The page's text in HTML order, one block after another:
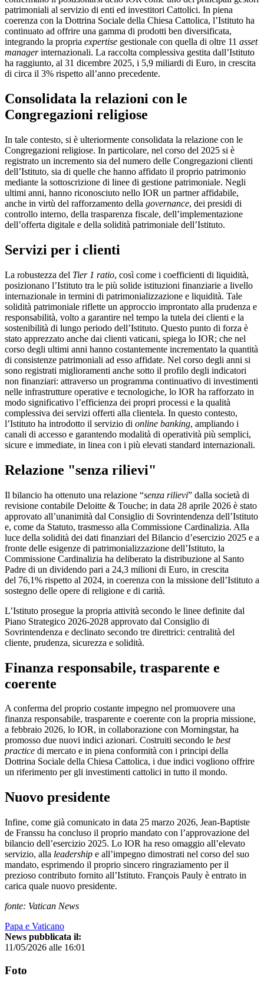
patrimoniali al servizio di enti ed investitori Cattolici. In piena
coerenza con la Dottrina Sociale della Chiesa Cattolica, l’Istituto ha
continuato ad offrire una gamma di prodotti ben diversificata,
integrando la propria expertise gestionale con quella di oltre 11 asset
managerinternazionali. La raccolta complessiva gestita dall’Istituto
ha raggiunto, al 31 dicembre 2025, i 5,9 miliardi di Euro, in crescita
di circa il 3% rispetto all’anno precedente.
Consolidata la relazioni con le
Congregazioni religiose
In tale contesto, si è ulteriormente consolidata la relazione con le
Congregazioni religiose. In particolare, nel corso del 2025 si è
registrato un incremento sia del numero delle Congregazioni clienti
dell’Istituto, sia di quelle che hanno affidato il proprio patrimonio
mediante la sottoscrizione di linee di gestione patrimoniale. Negli
ultimi anni, hanno riconosciuto nello IOR un partner affidabile,
anche in virtù del rafforzamento della governance, dei presidi di
controllo interno, della trasparenza fiscale, dell’implementazione
dell’offerta digitale e della solidità patrimoniale dell’Istituto.
Servizi per i clienti
La robustezza del Tier 1 ratio, così come i coefficienti di liquidità,
posizionano l’Istituto tra le più solide istituzioni finanziarie a livello
internazionale in termini di patrimonializzazione e liquidità. Tale
solidità patrimoniale riflette un approccio improntato alla prudenza e
responsabilità, volto a garantire nel tempo la tutela dei clienti e la
sostenibilità di lungo periodo dell’Istituto. Questo punto di forza è
stato apprezzato anche dai clienti vaticani, spiega lo IOR; che nel
corso degli ultimi anni hanno costantemente incrementato la quantità
di consistenze patrimoniali ad esso affidate. Nel corso degli anni si
sono registrati miglioramenti anche sotto il profilo degli indicatori
non finanziari: attraverso un programma continuativo di investimenti
nelle infrastrutture operative e tecnologiche, lo IOR ha rafforzato in
modo significativo l’efficienza dei propri processi e la qualità
complessiva dei servizi offerti alla clientela. In questo contesto,
l’Istituto ha introdotto il servizio di online banking, ampliando i
canali di accesso e garantendo modalità di operatività più semplici,
sicure e immediate, in linea con i più elevati standard internazionali.
Relazione "senza rilievi"
Il bilancio ha ottenuto una relazione “senza rilievi” dalla società di
revisione contabile Deloitte & Touche; in data 28 aprile 2026 è stato
approvato all’unanimità dal Consiglio di Sovrintendenza dell’Istituto
e, come da Statuto, trasmesso alla Commissione Cardinalizia. Alla
luce della solidità dei dati finanziari del Bilancio d’esercizio 2025 e a
fronte delle esigenze di patrimonializzazione dell’Istituto, la
Commissione Cardinalizia ha deliberato la distribuzione al Santo
Padre di un dividendo pari a 24,3 milioni di Euro, in crescita
del 76,1% rispetto al 2024, in coerenza con la missione dell’Istituto a
sostegno delle opere di religione e di carità.
L’Istituto prosegue la propria attività secondo le linee definite dal
Piano Strategico 2026-2028 approvato dal Consiglio di
Sovrintendenza e declinato secondo tre direttrici: centralità del
cliente, prudenza, sicurezza e solidità.
Finanza responsabile, trasparente e
coerente
A conferma del proprio costante impegno nel promuovere una
finanza responsabile, trasparente e coerente con la propria missione,
a febbraio 2026, lo IOR, in collaborazione con Morningstar, ha
promosso due nuovi indici azionari. Costruiti secondo le best
practice di mercato e in piena conformità con i principi della
Dottrina Sociale della Chiesa Cattolica, i due indici vogliono offrire
un riferimento per gli investimenti cattolici in tutto il mondo.
Nuovo presidente
Infine, come già comunicato in data 25 marzo 2026, Jean‑Baptiste
de Franssu ha concluso il proprio mandato con l’approvazione del
bilancio dell’esercizio 2025. Lo IOR ha reso omaggio all’elevato
servizio, alla leadership e all’impegno dimostrati nel corso del suo
mandato, esprimendo il proprio sincero ringraziamento per il
prezioso contributo fornito all’Istituto. François Pauly è entrato in
carica quale nuovo presidente.
fonte: Vatican News
Papa e Vaticano
News pubblicata il:
11/05/2026 alle 16:01
Foto